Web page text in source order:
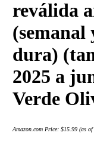
reválida
(semanal
dura)
2025 a
Verde
Amazon.com Price:$15.99 (as of